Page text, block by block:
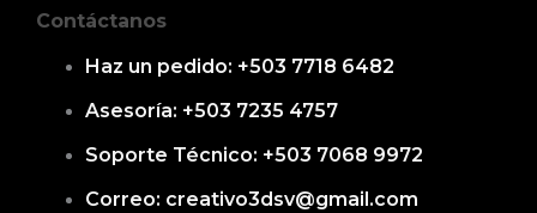
Contáctanos
Haz un pedido: +503 7718 6482
Asesoría: +503 7235 4757
Soporte Técnico: +503 7068 9972
Correo: creativo3dsv@gmail.com